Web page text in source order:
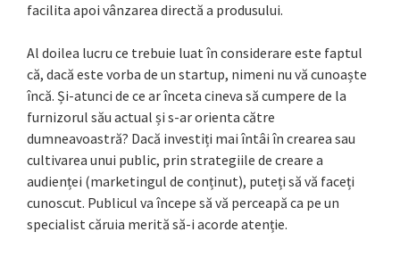
facilita apoi vânzarea directă a produsului.
Al doilea lucru ce trebuie luat în considerare este faptul
că, dacă este vorba de un startup, nimeni nu vă cunoaște
încă. Și-atunci de ce ar înceta cineva să cumpere de la
furnizorul său actual și s-ar orienta către
dumneavoastră? Dacă investiți mai întâi în crearea sau
cultivarea unui public, prin strategiile de creare a
audienței (marketingul de conținut), puteți să vă faceți
cunoscut. Publicul va începe să vă perceapă ca pe un
specialist căruia merită să-i acorde atenție.